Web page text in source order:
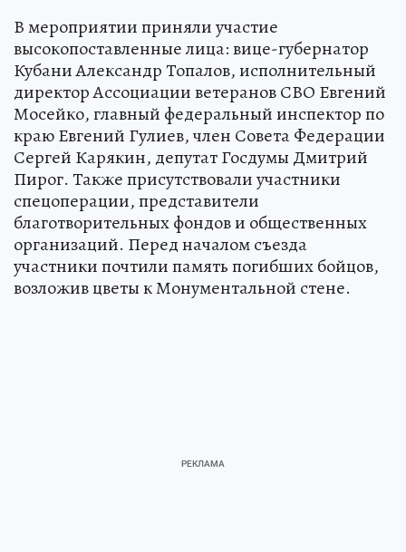
В мероприятии приняли участие
высокопоставленные лица: вице-губернатор
Кубани Александр Топалов, исполнительный
директор Ассоциации ветеранов СВО Евгений
Мосейко, главный федеральный инспектор по
краю Евгений Гулиев, член Совета Федерации
Сергей Карякин, депутат Госдумы Дмитрий
Пирог. Также присутствовали участники
спецоперации, представители
благотворительных фондов и общественных
организаций. Перед началом съезда
участники почтили память погибших бойцов,
возложив цветы к Монументальной стене.